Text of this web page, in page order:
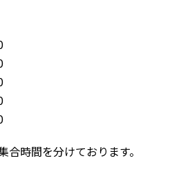
時間を分けております。